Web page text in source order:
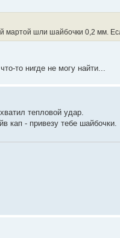
мартой шли шайбочки 0,2 мм.
то нигде не могу найти...
тепловой удар.
кап - привезу тебе шайбочки.